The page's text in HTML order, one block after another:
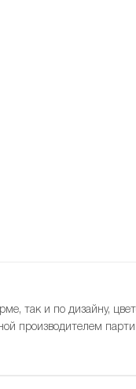
так и по дизайну,
производителем